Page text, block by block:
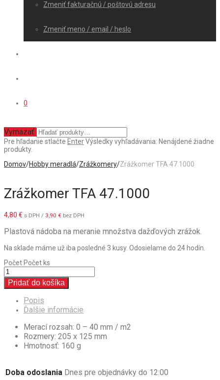
Zmeniť fakturačnú / poštovú adresu
Zmeniť meno / email / heslo
0
Vymazať
Pre hľadanie stlačte EnterVýsledky vyhľadávania: Nenájdené žiadne
produkty.
Domov/Hobby meradlá/Zrážkomery/Zrážkomer TFA 47.1000
Zrážkomer TFA 47.1000
4,80 € s DPH / 3,90 € bez DPH
Plastová nádoba na meranie množstva dažďových zrážok.
Na sklade máme už iba posledné 3 kusy. Odosielame do 24 hodín.
PočetPočet ks
Pridať do košíka
Popis
Ďalšie informácie
Merací rozsah: 0 – 40 mm / m2
Rozmery: 205 x 125 mm
Hmotnosť: 160 g
Doba odoslania Dnes pre objednávky do 12:00